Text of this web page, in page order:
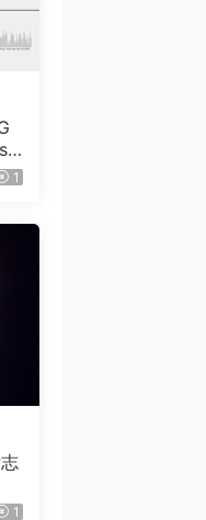
1
1